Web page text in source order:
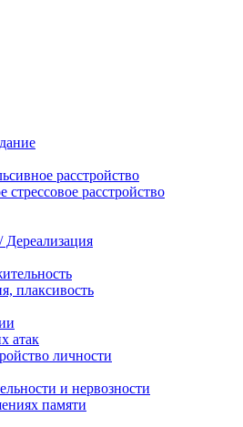
расстройство
стрессовое расстройство
Дереализация
плаксивость
атак
личности
и нервозности
памяти